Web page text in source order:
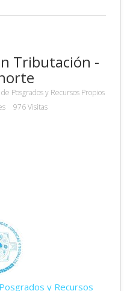
Tributación -
Posgrados y Recursos Propios
976 Visitas
y Recursos